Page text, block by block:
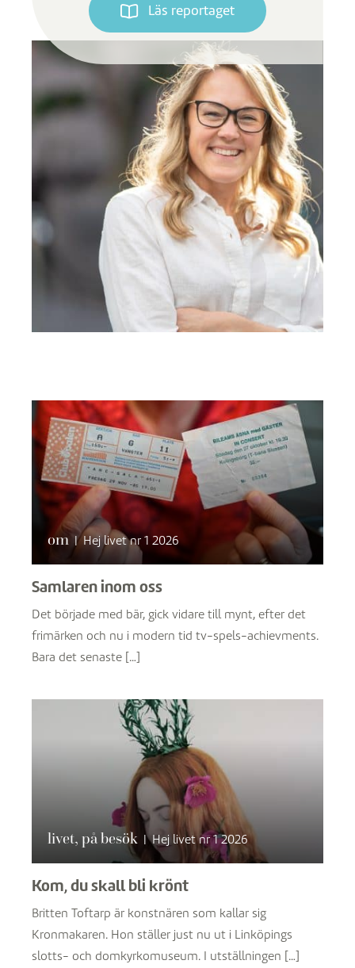
Läs reportaget
om | Hej livet nr 1 2026
Samlaren inom oss
Det började med bär, gick vidare till mynt, efter det
frimärken och nu i modern tid tv-spels-achievments.
Bara det senaste […]
livet, på besök | Hej livet nr 1 2026
Kom, du skall bli krönt
Britten Toftarp är konstnären som kallar sig
Kronmakaren. Hon ställer just nu ut i Linköpings
slotts- och domkyrkomuseum. I utställningen […]